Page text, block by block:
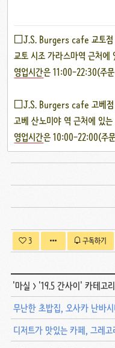
□J.S. Burgers cafe 교토점
교토 시조 가라스마역 근처에
영업시간은 11:00-22:30(주
□J.S. Burgers cafe 고베점
고베 산노미야 역 근처에 있
영업시간은 10:00-22:00(주
3 구독하기
'마실 > '19.5 간사이' 카테고
무난한 초밥집, 오사카 난바
디저트가 맛있는 카페, 그레